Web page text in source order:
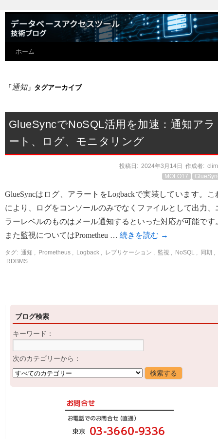
ホーム
「通知」タグアーカイブ
GlueSyncでNoSQL活用を加速：通知アラ
ート、ログ、モニタリング
投稿日: 2024年3月14日 作成者:
MOLO17
GlueSyncはログ、アラートをLogbackで実装しています。こ
により、ログをコンソールのみでなくファイルとして出力、
ラーレベルのものはメール通知するといった対応が可能です
また監視についてはPrometheu … 続きを読む →
タグ: 通知 , Prometheus , Logback , レプリケーション , 監視 , NoSQL , 同期 ,
RDBMS
ブログ検索
キーワード：
次のカテゴリーから：